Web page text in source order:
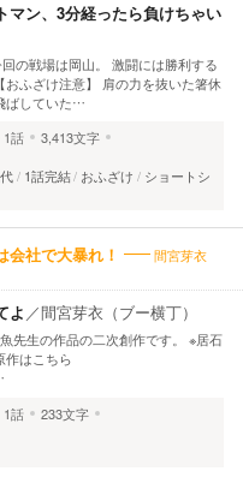
ン、3分経ったら負けちゃい
の戦場は岡山。 激闘には勝利する
ふざけ注意】 肩の力を抜いた箸休
ばしていた…
1話
3,413文字
1話完結 おふざけ
ショートシ
会社で大暴れ！
間宮芽衣
よ ／間宮芽衣（ブー横丁）
先生の作品の二次創作です。 ※居石
作はこちら
1話
233文字